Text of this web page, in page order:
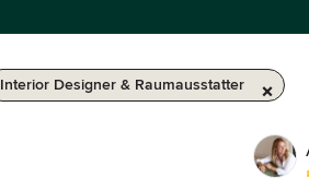
Interior Designer & Raumausstatter